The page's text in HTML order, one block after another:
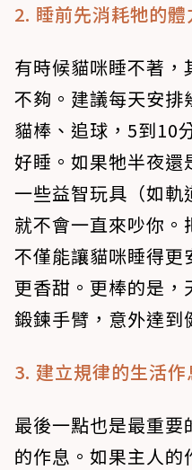
2. 睡前先消耗牠的體
有時候貓咪睡不著
不夠。建議每天安排
貓棒、追球，5到10
好睡。如果牠半夜還
一些益智玩具（如軌
就不會一直來吵你。
不僅能讓貓咪睡得更
更香甜。更棒的是
鍛鍊手臂，意外達到
3. 建立規律的生活作
最後一點也是最重
的作息。如果主人